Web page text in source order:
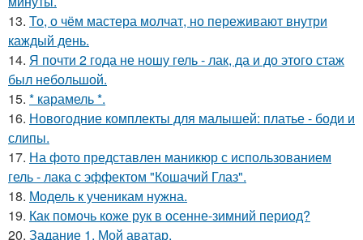
13. То, о чём мастера молчат, но переживают внутри
каждый день.
14. Я почти 2 года не ношу гель - лак, да и до этого стаж
был небольшой.
15. * карамель *.
16. Новогодние комплекты для малышей: платье - боди и
слипы.
17. На фото представлен маникюр с использованием
гель - лака с эффектом "Кошачий Глаз".
18. Модель к ученикам нужна.
19. Как помочь коже рук в осенне-зимний период?
20. Задание 1. Мой аватар.